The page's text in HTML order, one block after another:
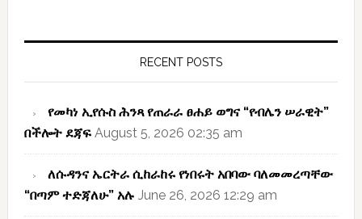
RECENT POSTS
የመካነ ኢየሱስ ሕንጻ የጠራራ ፀሐይ ወግና “የብሌን ሠራዊት”
በችሎት ደጃፍ August 5, 2026 02:35 am
ለሱዳንና ኤርትራ ሲከራከሩ የነበሩት አበባው ባለመመረጣቸው
“በጣም ተድጃለሁ” አሉ June 26, 2026 12:29 am